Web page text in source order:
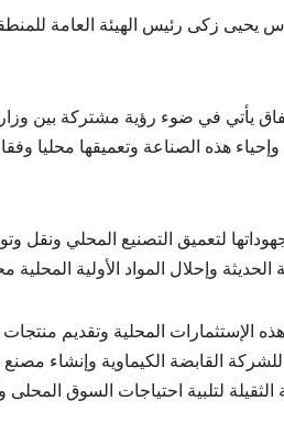
يحيى زكى رئيس الهيئة العامة
يأتي في ضوء رؤية مشتركة بين
هذه الصناعة وتعميقها محليا وفقا
لتعميق التصنيع المحلي ونقل
وإحلال المواد الأولية
الإستثمارات المحلية وتقديم
القابضة الكيماوية وإنشاء
الثقيلة لتلبية احتياجات السوق المحلى